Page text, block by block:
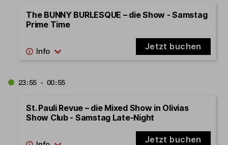
The BUNNY BURLESQUE – die Show - Samstag
Prime Time
Jetzt buchen
23:55 - 00:55
St. Pauli Revue – die Mixed Show in Olivias
Show Club - Samstag Late-Night
Jetzt buchen